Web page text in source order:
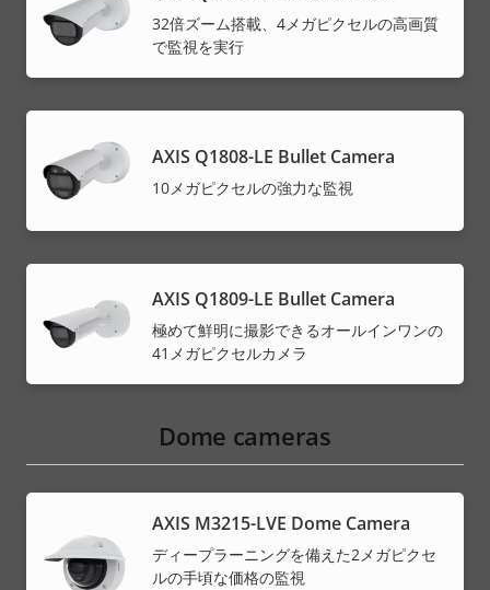
32倍ズーム搭載、4メガピクセルの高画質
で監視を実行
AXIS Q1808-LE Bullet Camera
10メガピクセルの強力な監視
AXIS Q1809-LE Bullet Camera
極めて鮮明に撮影できるオールインワンの
41メガピクセルカメラ
Dome cameras
AXIS M3215-LVE Dome Camera
ディープラーニングを備えた2メガピクセ
ルの手頃な価格の監視